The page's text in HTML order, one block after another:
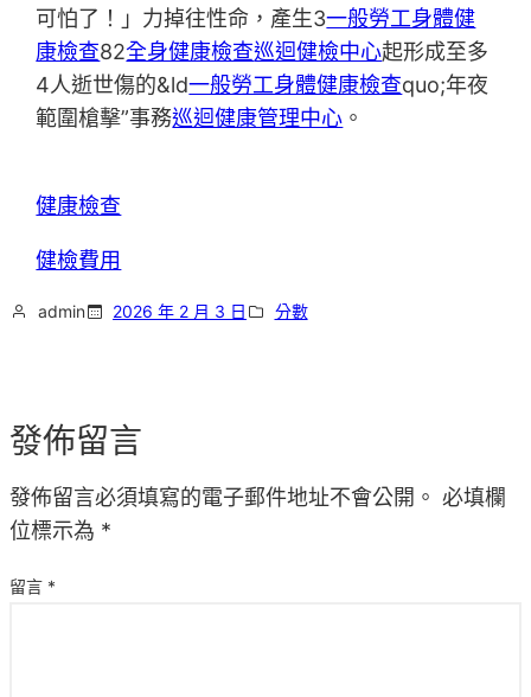
可怕了！」力掉往性命，產生3一般勞工身體健
康檢查82全身健康檢查巡迴健檢中心起形成至多
4人逝世傷的&ld一般勞工身體健康檢查quo;年夜
範圍槍擊”事務巡迴健康管理中心 。
健康檢查
健檢費用
admin 2026 年 2 月 3 日 分數
發佈留言
發佈留言必須填寫的電子郵件地址不會公開。 必填欄
位標示為 *
留言 *